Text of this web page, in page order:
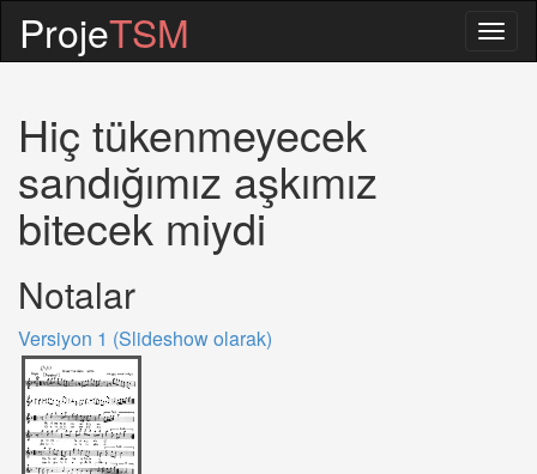
ProjeTSM
Hiç tükenmeyecek
sandığımız aşkımız
bitecek miydi
Notalar
Versiyon 1 (Slideshow olarak)